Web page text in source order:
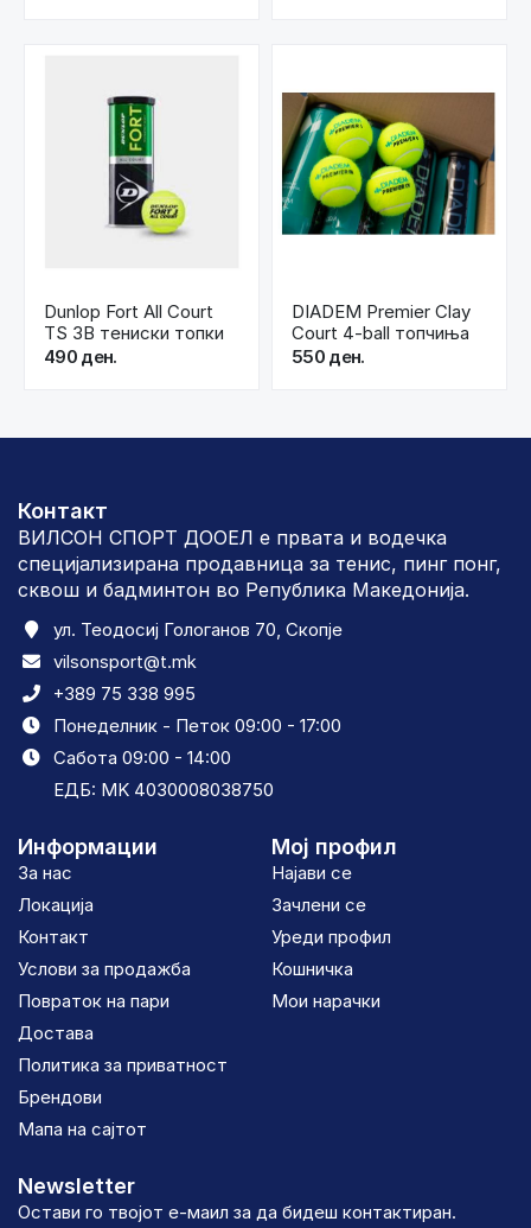
Dunlop Fort All Court
TS 3B тениски топки
490 ден.
DIADEM Premier Clay
Court 4-ball топчиња
550 ден.
Контакт
ВИЛСОН СПОРТ ДООЕЛ е првата и водечка
специјализирана продавница за тенис, пинг понг,
сквош и бадминтон во Република Македонија.
ул. Теодосиј Гологанов 70, Скопје
vilsonsport@t.mk
+389 75 338 995
Понеделник - Петок 09:00 - 17:00
Сабота 09:00 - 14:00
ЕДБ: MK 4030008038750
Информации
За нас
Локација
Контакт
Услови за продажба
Повраток на пари
Достава
Политика за приватност
Брендови
Мапа на сајтот
Мој профил
Најави се
Зачлени се
Уреди профил
Кошничка
Мои нарачки
Newsletter
Остави го твојот е-маил за да бидеш контактиран.